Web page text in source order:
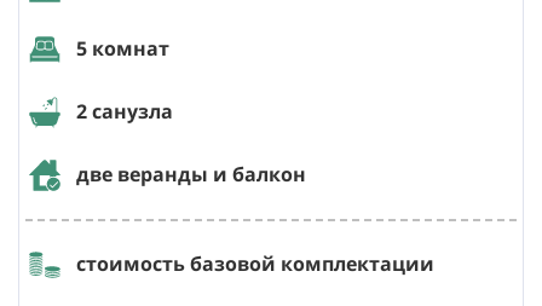
5 комнат
2 санузла
две веранды и балкон
стоимость базовой комплектации